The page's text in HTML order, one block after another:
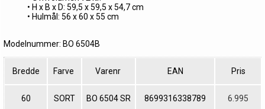
• H x B x D: 59,5 x 59,5 x 54,7 cm
• Hulmål: 56 x 60 x 55 cm
Modelnummer: BO 6504B
Bredde Farve Varenr EAN Pris
60 SORT BO 6504 SR 8699316338789 6.995